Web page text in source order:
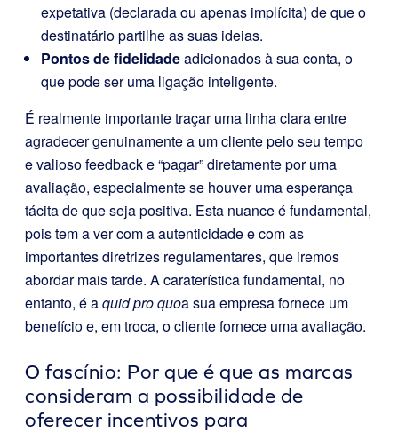
expetativa (declarada ou apenas implícita) de que o
destinatário partilhe as suas ideias.
Pontos de fidelidadeadicionados à sua conta, o
que pode ser uma ligação inteligente.
É realmente importante traçar uma linha clara entre
agradecer genuinamente a um cliente pelo seu tempo
e valioso feedback e “pagar” diretamente por uma
avaliação, especialmente se houver uma esperança
tácita de que seja positiva. Esta nuance é fundamental,
pois tem a ver com a autenticidade e com as
importantes diretrizes regulamentares, que iremos
abordar mais tarde. A caraterística fundamental, no
entanto, é aquid pro quoa sua empresa fornece um
benefício e, em troca, o cliente fornece uma avaliação.
O fascínio: Por que é que as marcas
consideram a possibilidade de
oferecer incentivos para